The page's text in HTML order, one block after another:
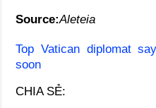
Source:Aleteia
Top Vatican diplomat
soon
CHIA SẺ: